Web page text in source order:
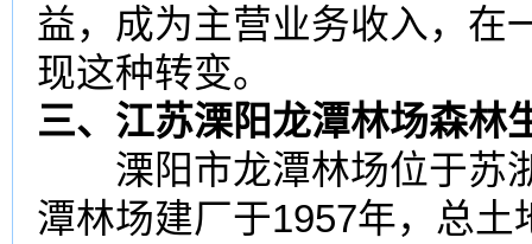
益，成为主营业务收入，在
现这种转变。
三、江苏溧阳龙潭林场森林
溧阳市龙潭林场位于苏
潭林场建厂于1957年，总